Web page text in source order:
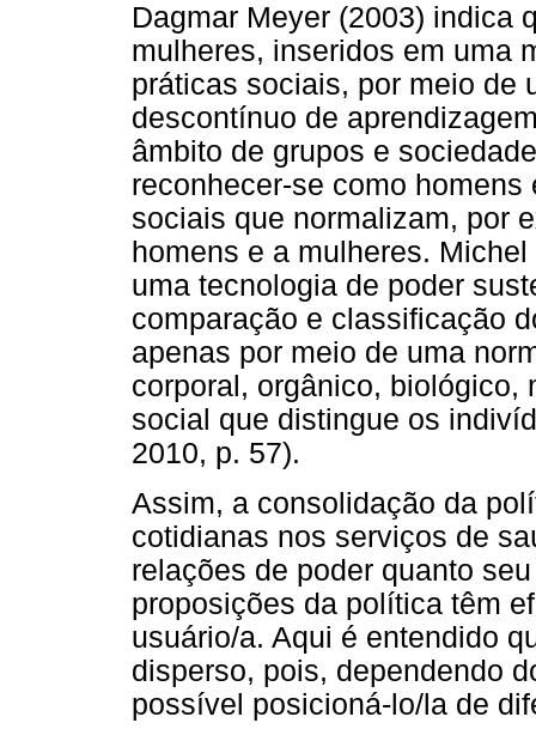
Dagmar Meyer (2003) indica
mulheres, inseridos em uma
práticas sociais, por meio de
descontínuo de
âmbito de grupos e
reconhecer-se como
sociais que normalizam, por
homens e a mulheres.
uma tecnologia de poder
comparação e classificação
apenas por meio de uma
corporal, orgânico, biológico,
social que distingue os
2010, p. 57).
Assim, a consolidação da
cotidianas nos serviços de
relações de poder quanto
proposições da política têm
usuário/a. Aqui é entendido
disperso, pois, dependendo
possível posicioná-lo/la de